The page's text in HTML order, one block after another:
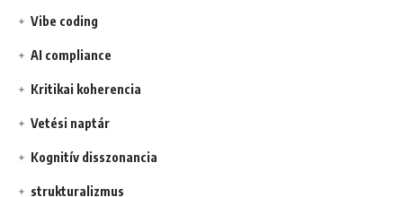
Vibe coding
AI compliance
Kritikai koherencia
Vetési naptár
Kognitív disszonancia
strukturalizmus